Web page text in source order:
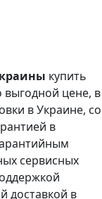
купить
цене, в
в Украине, со
в
сервисных
доставкой в